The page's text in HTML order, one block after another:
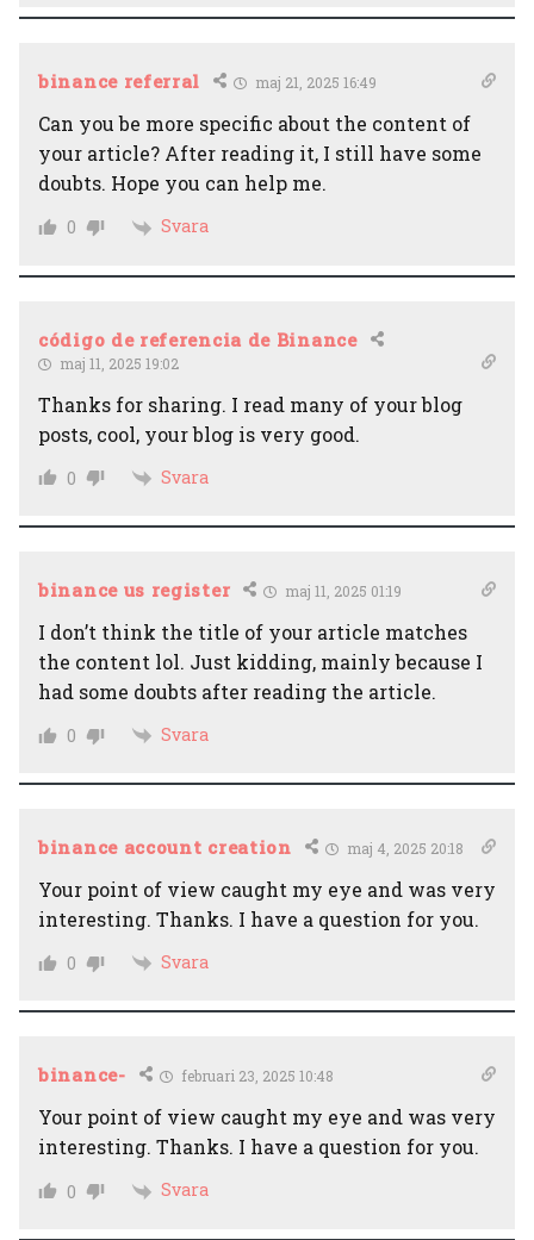
binance referral maj 21, 2025 16:49
Can you be more specific about the content of
your article? After reading it, I still have some
doubts. Hope you can help me.
0 Svara
código de referencia de Binance
maj 11, 2025 19:02
Thanks for sharing. I read many of your blog
posts, cool, your blog is very good.
0 Svara
binance us register maj 11, 2025 01:19
I don’t think the title of your article matches
the content lol. Just kidding, mainly because I
had some doubts after reading the article.
0 Svara
binance account creation maj 4, 2025 20:18
Your point of view caught my eye and was very
interesting. Thanks. I have a question for you.
0 Svara
binance- februari 23, 2025 10:48
Your point of view caught my eye and was very
interesting. Thanks. I have a question for you.
0 Svara